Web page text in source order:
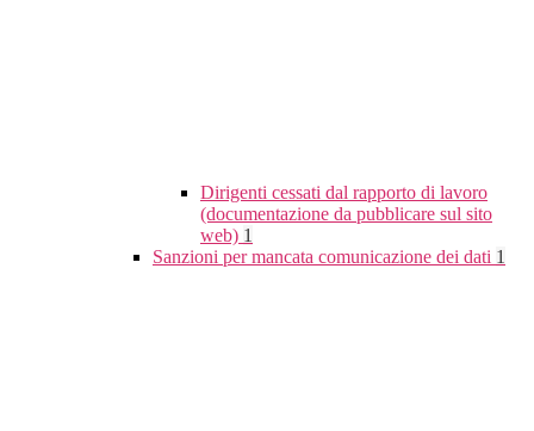
Dirigenti cessati dal rapporto di lavoro
(documentazione da pubblicare sul sito
web) 1
Sanzioni per mancata comunicazione dei dati 1